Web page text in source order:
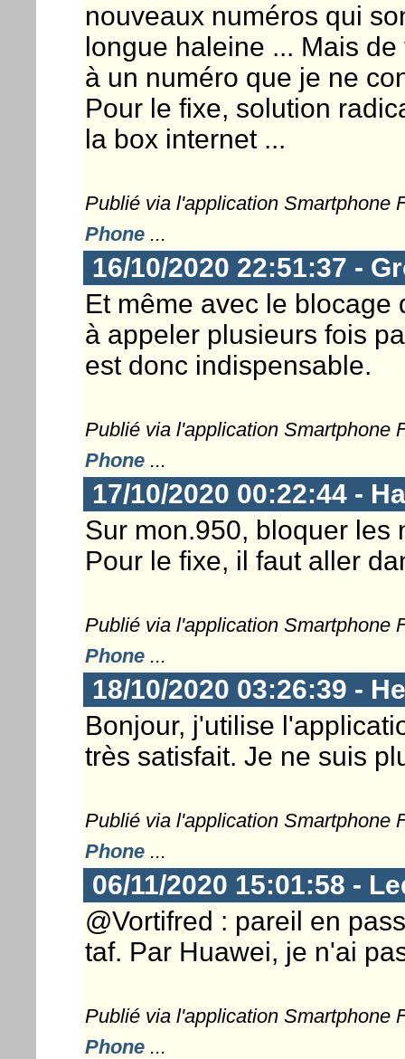
nouveaux numéros qui
longue haleine ... Mais
à un numéro que je ne
Pour le fixe, solution
la box internet ...
Publié via l'application Smartphone
Phone...
16/10/2020 22:51:37 -
Et même avec le
à appeler plusieurs fois
est donc indispensable.
Publié via l'application Smartphone
Phone...
17/10/2020 00:22:44 -
Sur mon.950, bloquer les
Pour le fixe, il faut aller
Publié via l'application Smartphone
Phone...
18/10/2020 03:26:39 -
Bonjour, j'utilise
très satisfait. Je ne suis
Publié via l'application Smartphone
Phone...
06/11/2020 15:01:58 -
@Vortifred : pareil en
taf. Par Huawei, je n'ai
Publié via l'application Smartphone
Phone...